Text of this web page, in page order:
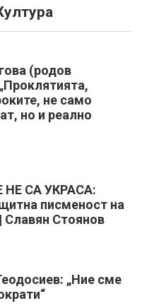
(родов
не само
но и реално
СА УКРАСА:
писменост на
Славян Стоянов
„Ние сме